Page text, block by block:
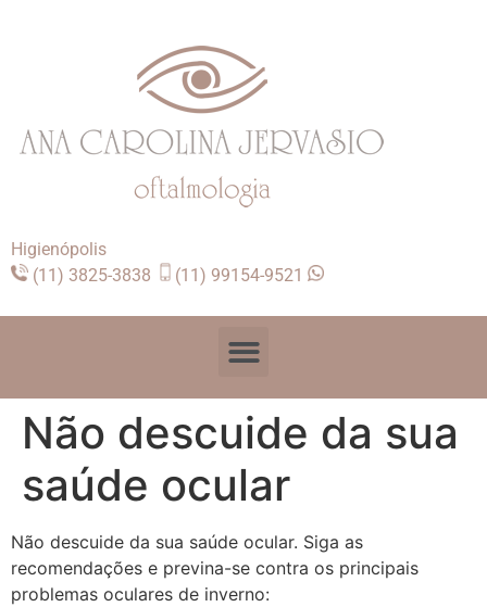
Higienópolis
(11) 3825-3838
(11) 99154-9521
Não descuide da sua
saúde ocular
Não descuide da sua saúde ocular. Siga as
recomendações e previna-se contra os principais
problemas oculares de inverno: